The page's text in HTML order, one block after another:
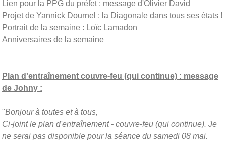
Lien pour la PPG du préfet : message d'Olivier David
Projet de Yannick Dournel : la Diagonale dans tous ses états !
Portrait de la semaine : Loïc Lamadon
Anniversaires de la semaine
Plan d'entraînement couvre-feu (qui continue) : message
de Johny :
"Bonjour à toutes et à tous,
Ci-joint le plan d'entraînement - couvre-feu (qui continue). Je
ne serai pas disponible pour la séance du samedi 08 mai.